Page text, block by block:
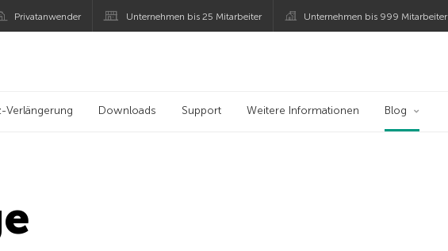
Privatanwender Unternehmen bis 25 Mitarbeiter Unternehmen bis 999 Mitarbeiter
von Kaspersky
Verlängerung Downloads Support Weitere Informationen Blog